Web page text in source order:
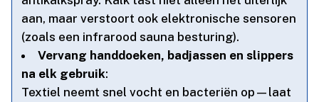
aan, maar verstoort ook elektronische sensoren
(zoals een infrarood sauna besturing).​
Vervang handdoeken, badjassen en slippers
na elk gebruik:
Textiel neemt snel vocht en bacteriën op—laat